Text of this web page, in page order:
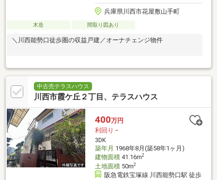
兵庫県川西市花屋敷山手町
木造 間取り図あり
＼川西能勢口徒歩圏の収益戸建／オーナチェンジ物件
中古売テラスハウス
川西市霞ケ丘２丁目、テラスハウス
400万円
利回り -
3DK
築年月 1968年8月(築58年1ヶ月)
建物面積41.16m2
土地面積50m2
阪急電鉄宝塚線 川西能勢口駅 徒歩